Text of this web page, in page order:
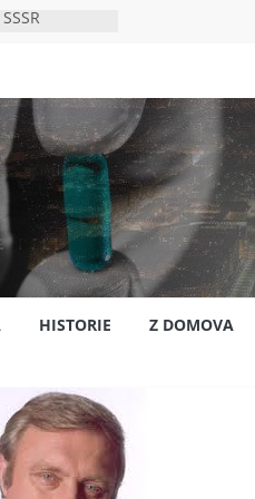
HISTORIE Z DOMOVA